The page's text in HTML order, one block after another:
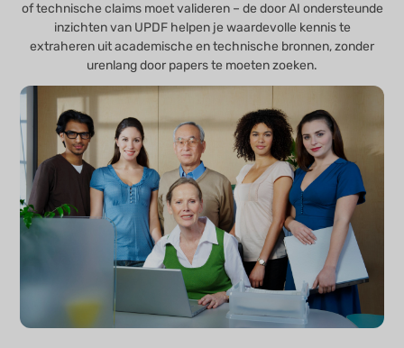
of technische claims moet valideren – de door AI ondersteunde
inzichten van UPDF helpen je waardevolle kennis te
extraheren uit academische en technische bronnen, zonder
urenlang door papers te moeten zoeken.